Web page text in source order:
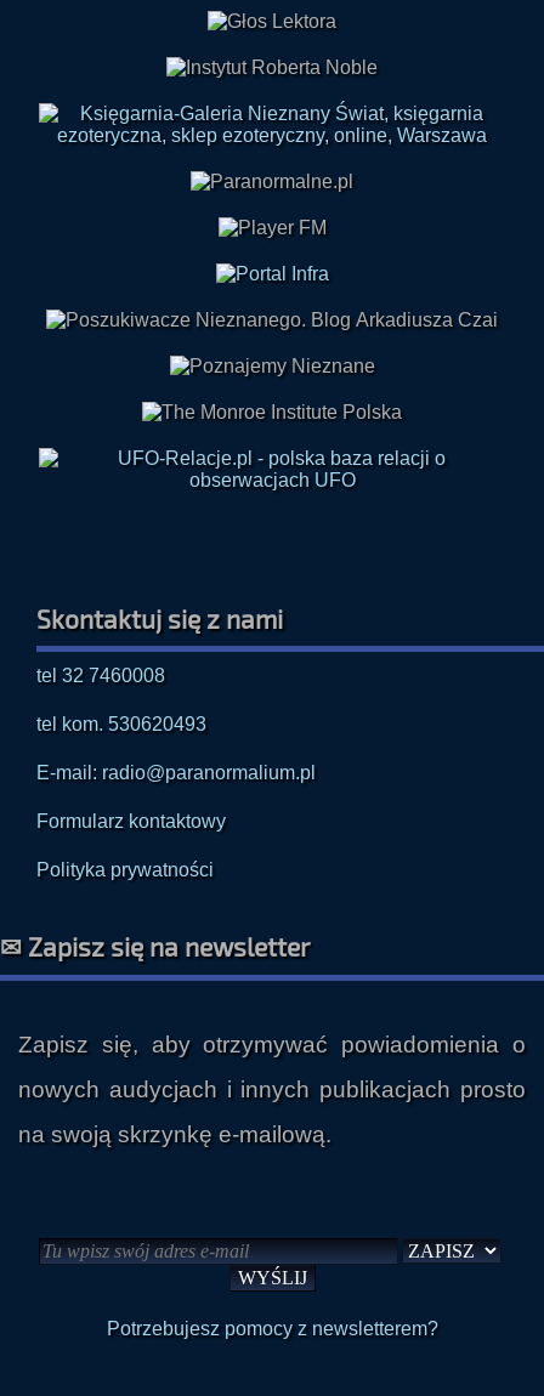
Skontaktuj się z nami
tel 32 7460008
tel kom. 530620493
E-mail: radio@paranormalium.pl
Formularz kontaktowy
Polityka prywatności
✉ Zapisz się na newsletter
Zapisz się, aby otrzymywać powiadomienia o
nowych audycjach i innych publikacjach prosto
na swoją skrzynkę e-mailową.
Potrzebujesz pomocy z newsletterem?